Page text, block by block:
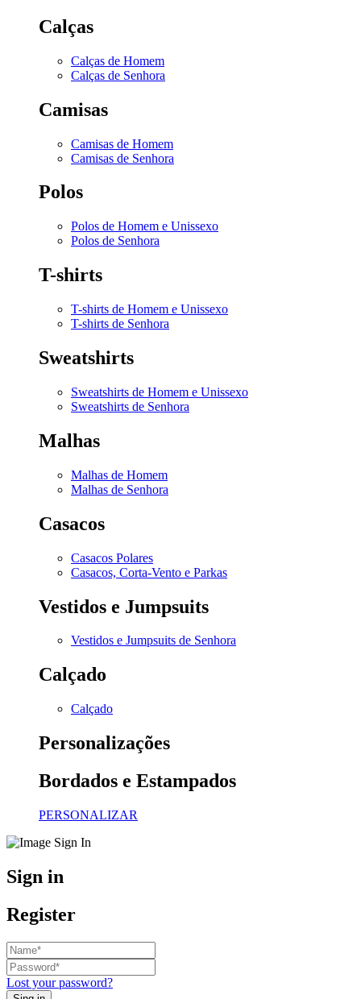
Calças
Calças de Homem
Calças de Senhora
Camisas
Camisas de Homem
Camisas de Senhora
Polos
Polos de Homem e Unissexo
Polos de Senhora
T-shirts
T-shirts de Homem e Unissexo
T-shirts de Senhora
Sweatshirts
Sweatshirts de Homem e Unissexo
Sweatshirts de Senhora
Malhas
Malhas de Homem
Malhas de Senhora
Casacos
Casacos Polares
Casacos, Corta-Vento e Parkas
Vestidos e Jumpsuits
Vestidos e Jumpsuits de Senhora
Calçado
Calçado
Personalizações
Bordados e Estampados
PERSONALIZAR
Sign in
Register
Lost your password?